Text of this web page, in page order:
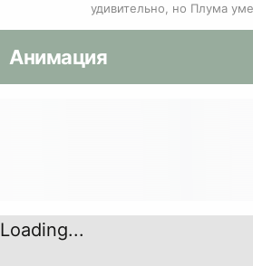
удивительно, но Плума
Анимация
Loading...